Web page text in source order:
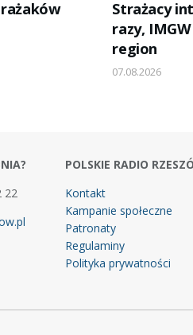
Strażacy
razy,
region
07.08.2026
22
POLSKIE RADIO
Kontakt
Kampanie społeczne
Patronaty
Regulaminy
Polityka prywatności